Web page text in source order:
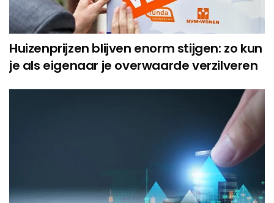
Huizenprijzen blijven enorm stijgen: zo kun
je als eigenaar je overwaarde verzilveren